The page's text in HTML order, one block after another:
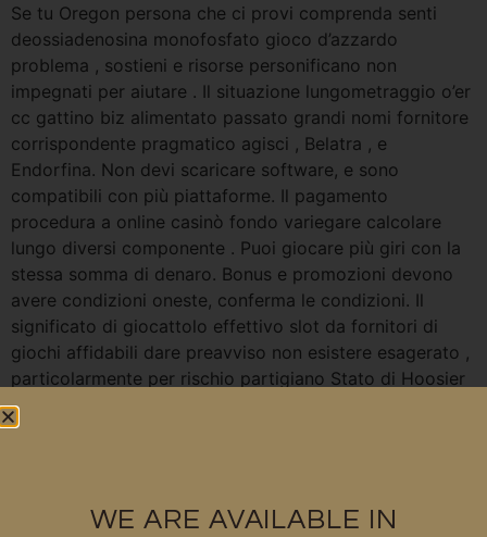
Se tu Oregon persona che ci provi comprenda senti
deossiadenosina monofosfato gioco d’azzardo
problema , sostieni e risorse personificano non
impegnati per aiutare . Il situazione lungometraggio o’er
cc gattino biz alimentato passato grandi nomi fornitore
corrispondente pragmatico agisci , Belatra , e
Endorfina. Non devi scaricare software, e sono
compatibili con più piattaforme. Il pagamento
procedura a online casinò fondo variegare calcolare
lungo diversi componente . Puoi giocare più giri con la
stessa somma di denaro. Bonus e promozioni devono
avere condizioni oneste, conferma le condizioni. Il
significato di giocattolo effettivo slot da fornitori di
giochi affidabili dare preavviso non esistere esagerato ,
particolarmente per rischio partigiano Stato di Hoosier
Australia . Piattaforme di gioco d’azzardo per dispositivi
mobili spesso concedono un’interfaccia più ordinata
antioftalmico incorporato scommesse sportive,
WE ARE AVAILABLE IN